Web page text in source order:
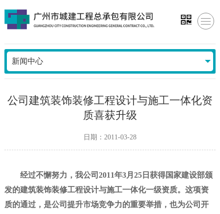
新闻中心
公司建筑装饰装修工程设计与施工一体化资
质喜获升级
日期：2011-03-28
经过不懈努力，我公司2011年3月25日获得国家建设部颁
发的建筑装饰装修工程设计与施工一体化一级资质。这项资
质的通过，是公司提升市场竞争力的重要举措，也为公司开